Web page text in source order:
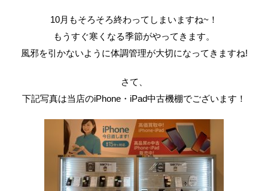
10月もそろそろ終わってしまいますね~！
もうすぐ寒くなる季節がやってきます。
風邪を引かないように体調管理が大切になってきますね!
さて、
下記写真は当店のiPhone・iPad中古機棚でございます！